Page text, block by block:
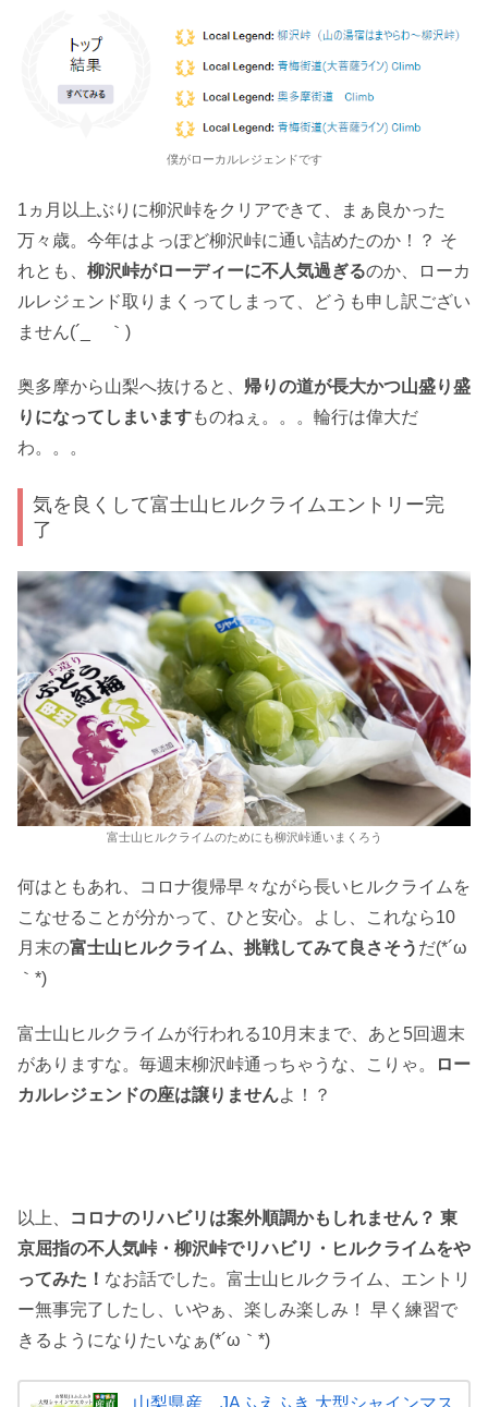
僕がローカルレジェンドです
1ヵ月以上ぶりに柳沢峠をクリアできて、まぁ良かった
万々歳。今年はよっぽど柳沢峠に通い詰めたのか！？ そ
れとも、 柳沢峠がローディーに不人気過ぎるのか、ローカ
ルレジェンド取りまくってしまって、どうも申し訳ござい
ません(´_ゝ｀)
奥多摩から山梨へ抜けると、 帰りの道が長大かつ山盛り盛
りになってしまいますものねぇ。。。輪行は偉大だ
わ。。。
気を良くして富士山ヒルクライムエントリー完
了
富士山ヒルクライムのためにも柳沢峠通いまくろう
何はともあれ、コロナ復帰早々ながら長いヒルクライムを
こなせることが分かって、ひと安心。よし、これなら10
月末の富士山ヒルクライム、挑戦してみて良さそう だ(*´ω
｀*)
富士山ヒルクライムが行われる10月末まで、あと5回週末
がありますな。毎週末柳沢峠通っちゃうな、こりゃ。
ロー
カルレジェンドの座は譲りませんよ！？
以上、
コロナのリハビリは案外順調かもしれません？ 東
京屈指の不人気峠・柳沢峠でリハビリ・ヒルクライムをや
ってみた！ なお話でした。富士山ヒルクライム、エントリ
ー無事完了したし、いやぁ、楽しみ楽しみ！ 早く練習で
きるようになりたいなぁ(*´ω｀*)
山梨県産 JAふえふき 大型シャインマス